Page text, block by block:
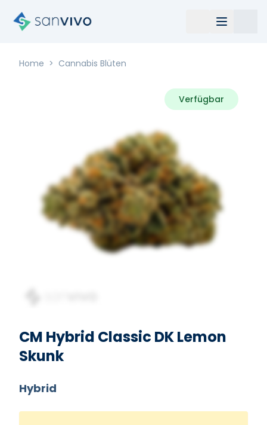
Home > Cannabis Blüten
Verfügbar
CM Hybrid Classic DK Lemon
Skunk
Hybrid